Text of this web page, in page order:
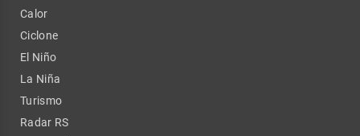
Calor
Ciclone
El Niño
La Niña
Turismo
Radar RS